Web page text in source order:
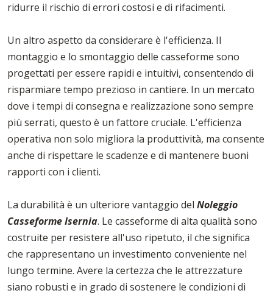
ridurre il rischio di errori costosi e di rifacimenti.
Un altro aspetto da considerare è l'efficienza. Il
montaggio e lo smontaggio delle casseforme sono
progettati per essere rapidi e intuitivi, consentendo di
risparmiare tempo prezioso in cantiere. In un mercato
dove i tempi di consegna e realizzazione sono sempre
più serrati, questo è un fattore cruciale. L'efficienza
operativa non solo migliora la produttività, ma consente
anche di rispettare le scadenze e di mantenere buoni
rapporti con i clienti.
La durabilità è un ulteriore vantaggio del Noleggio
Casseforme Isernia. Le casseforme di alta qualità sono
costruite per resistere all'uso ripetuto, il che significa
che rappresentano un investimento conveniente nel
lungo termine. Avere la certezza che le attrezzature
siano robusti e in grado di sostenere le condizioni di